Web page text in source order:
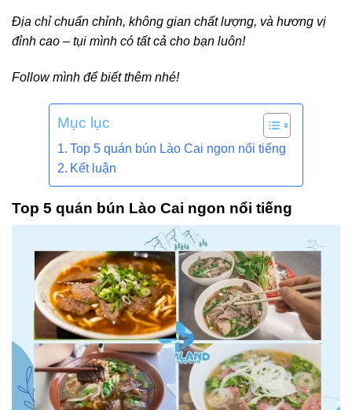
Địa chỉ chuẩn chỉnh, không gian chất lượng, và hương vị
đỉnh cao – tụi mình có tất cả cho bạn luôn!
Follow mình để biết thêm nhé!
Mục lục
Top 5 quán bún Lào Cai ngon nổi tiếng
Kết luận
Top 5 quán bún Lào Cai ngon nổi tiếng